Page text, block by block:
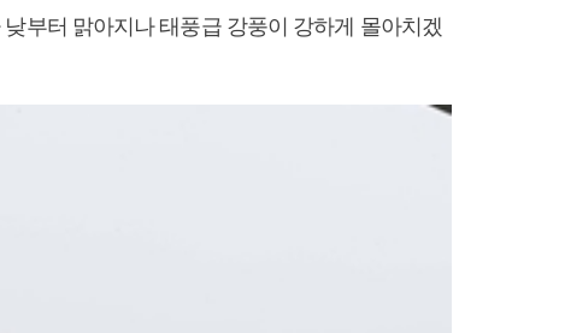
부터 맑아지나 태풍급 강풍이 강하게 몰아치겠